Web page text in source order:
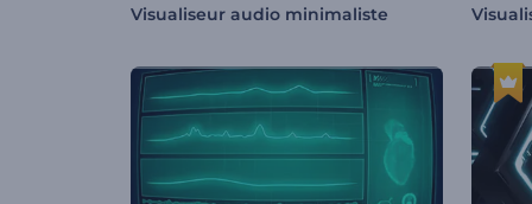
Visualiseur audio minimaliste